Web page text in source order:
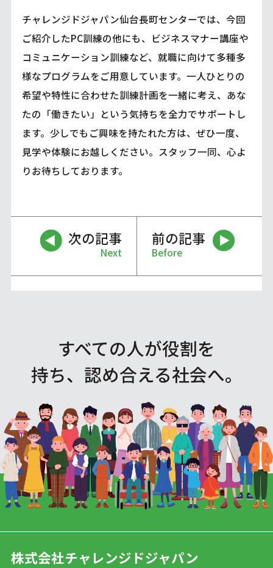
チャレンジドジャパン仙台長町センターでは、今回
ご紹介したPC訓練の他にも、ビジネスマナー講座や
コミュニケーション訓練など、就職に向けて多種多
様なプログラムをご用意しています。一人ひとりの
希望や特性に合わせた訓練計画を一緒に考え、あな
たの「働きたい」という気持ちを全力でサポートし
ます。少しでもご興味を持たれた方は、ぜひ一度、
見学や体験にお越しください。スタッフ一同、心よ
りお待ちしております。
次の記事
Next
前の記事
Before
すべての人が役割を
持ち、認め合える社会へ。
株式会社チャレンジドジャパン